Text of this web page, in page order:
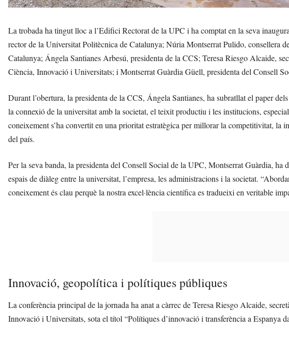
La trobada ha tingut lloc a l’Edifici Rectorat de la UPC i ha comptat en la seva
rector de la Universitat Politècnica de Catalunya; Núria Montserrat Pulido, consellera
Catalunya; Ángela Santianes Arbesú, presidenta de la CCS; Teresa Riesgo Alcaide,
Ciència, Innovació i Universitats; i Montserrat Guàrdia Güell, presidenta del Consell
Durant l’obertura, la presidenta de la CCS, Ángela Santianes, ha subratllat el paper
la connexió de la universitat amb la societat, el teixit productiu i les institucions,
coneixement s’ha convertit en una prioritat estratègica per millorar la competitivitat, la
del país.
Per la seva banda, la presidenta del Consell Social de la UPC, Montserrat Guàrdia, ha
espais de diàleg entre la universitat, l’empresa, les administracions i la societat.
coneixement és clau perquè la nostra excel·lència científica es tradueixi en veritable
Innovació, geopolítica i polítiques públiques
La conferència principal de la jornada ha anat a càrrec de Teresa Riesgo Alcaide,
Innovació i Universitats, sota el títol “Polítiques d’innovació i transferència a Espanya